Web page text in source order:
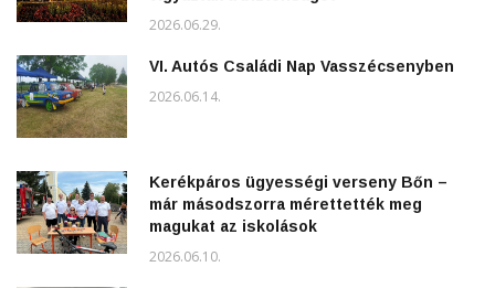
2026.06.29.
VI. Autós Családi Nap Vasszécsenyben
2026.06.14.
Kerékpáros ügyességi verseny Bőn –
már másodszorra mérettették meg
magukat az iskolások
2026.06.10.